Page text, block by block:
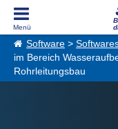
Software >
im Bereich
Rohrleitungsbau